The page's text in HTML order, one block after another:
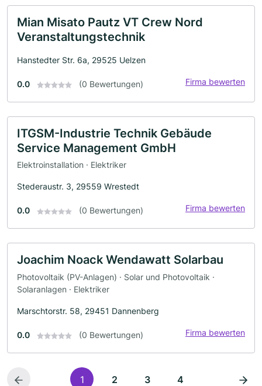
Mian Misato Pautz VT Crew Nord
Veranstaltungstechnik
Hanstedter Str. 6a, 29525 Uelzen
0.0 (0 Bewertungen) Firma bewerten
ITGSM-Industrie Technik Gebäude
Service Management GmbH
Elektroinstallation · Elektriker
Stederaustr. 3, 29559 Wrestedt
0.0 (0 Bewertungen) Firma bewerten
Joachim Noack Wendawatt Solarbau
Photovoltaik (PV-Anlagen) · Solar und Photovoltaik ·
Solaranlagen · Elektriker
Marschtorstr. 58, 29451 Dannenberg
0.0 (0 Bewertungen) Firma bewerten
1 2 3 4